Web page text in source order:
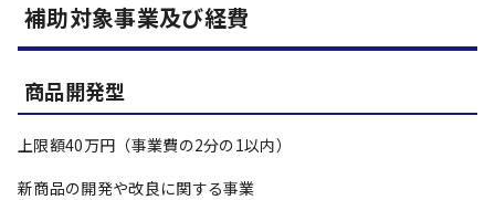
補助対象事業及び経費
商品開発型
上限額40万円（事業費の2分の1以内）
新商品の開発や改良に関する事業